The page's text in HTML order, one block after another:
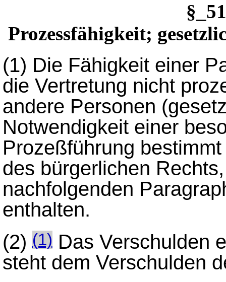
Prozessfähigkeit;
(1) Die Fähigkeit einer
die Vertretung nicht
andere Personen
Notwendigkeit einer
Prozeßführung
des bürgerlichen
nachfolgenden
enthalten.
(2)(1) Das Verschulden
steht dem Verschulden